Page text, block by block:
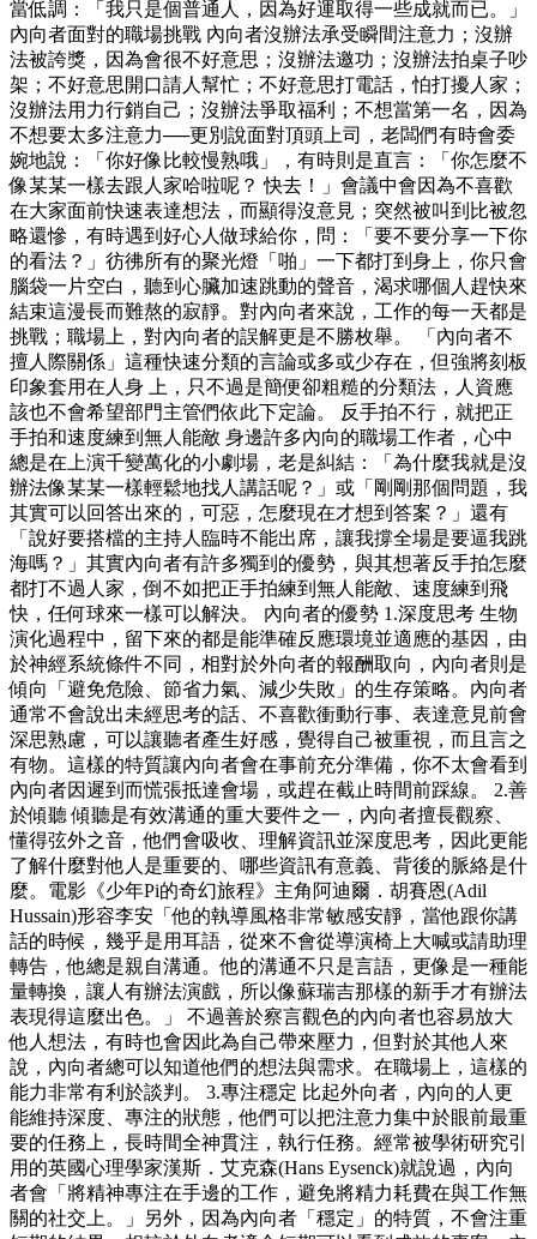
當低調：「我只是個普通人，因為好運取得一些成就而已。」
內向者面對的職場挑戰 內向者沒辦法承受瞬間注意力；沒辦
法被誇獎，因為會很不好意思；沒辦法邀功；沒辦法拍桌子吵
架；不好意思開口請人幫忙；不好意思打電話，怕打擾人家；
沒辦法用力行銷自己；沒辦法爭取福利；不想當第一名，因為
不想要太多注意力──更別說面對頂頭上司，老闆們有時會委
婉地說：「你好像比較慢熟哦」，有時則是直言：「你怎麼不
像某某一樣去跟人家哈啦呢？ 快去！」會議中會因為不喜歡
在大家面前快速表達想法，而顯得沒意見；突然被叫到比被忽
略還慘，有時遇到好心人做球給你，問：「要不要分享一下你
的看法？」彷彿所有的聚光燈「啪」一下都打到身上，你只會
腦袋一片空白，聽到心臟加速跳動的聲音，渴求哪個人趕快來
結束這漫長而難熬的寂靜。對內向者來說，工作的每一天都是
挑戰；職場上，對內向者的誤解更是不勝枚舉。 「內向者不
擅人際關係」這種快速分類的言論或多或少存在，但強將刻板
印象套用在人身 上，只不過是簡便卻粗糙的分類法，人資應
該也不會希望部門主管們依此下定論。 反手拍不行，就把正
手拍和速度練到無人能敵 身邊許多內向的職場工作者，心中
總是在上演千變萬化的小劇場，老是糾結：「為什麼我就是沒
辦法像某某一樣輕鬆地找人講話呢？」或「剛剛那個問題，我
其實可以回答出來的，可惡，怎麼現在才想到答案？」還有
「說好要搭檔的主持人臨時不能出席，讓我撐全場是要逼我跳
海嗎？」其實內向者有許多獨到的優勢，與其想著反手拍怎麼
都打不過人家，倒不如把正手拍練到無人能敵、速度練到飛
快，任何球來一樣可以解決。 內向者的優勢 1.深度思考 生物
演化過程中，留下來的都是能準確反應環境並適應的基因，由
於神經系統條件不同，相對於外向者的報酬取向，內向者則是
傾向「避免危險、節省力氣、減少失敗」的生存策略。內向者
通常不會說出未經思考的話、不喜歡衝動行事、表達意見前會
深思熟慮，可以讓聽者產生好感，覺得自己被重視，而且言之
有物。這樣的特質讓內向者會在事前充分準備，你不太會看到
內向者因遲到而慌張抵達會場，或趕在截止時間前踩線。 2.善
於傾聽 傾聽是有效溝通的重大要件之一，內向者擅長觀察、
懂得弦外之音，他們會吸收、理解資訊並深度思考，因此更能
了解什麼對他人是重要的、哪些資訊有意義、背後的脈絡是什
麼。電影《少年Pi的奇幻旅程》主角阿迪爾．胡賽恩(Adil
Hussain)形容李安「他的執導風格非常敏感安靜，當他跟你講
話的時候，幾乎是用耳語，從來不會從導演椅上大喊或請助理
轉告，他總是親自溝通。他的溝通不只是言語，更像是一種能
量轉換，讓人有辦法演戲，所以像蘇瑞吉那樣的新手才有辦法
表現得這麼出色。」 不過善於察言觀色的內向者也容易放大
他人想法，有時也會因此為自己帶來壓力，但對於其他人來
說，內向者總可以知道他們的想法與需求。在職場上，這樣的
能力非常有利於談判。 3.專注穩定 比起外向者，內向的人更
能維持深度、專注的狀態，他們可以把注意力集中於眼前最重
要的任務上，長時間全神貫注，執行任務。經常被學術研究引
用的英國心理學家漢斯．艾克森(Hans Eysenck)就說過，內向
者會「將精神專注在手邊的工作，避免將精力耗費在與工作無
關的社交上。」另外，因為內向者「穩定」的特質，不會注重